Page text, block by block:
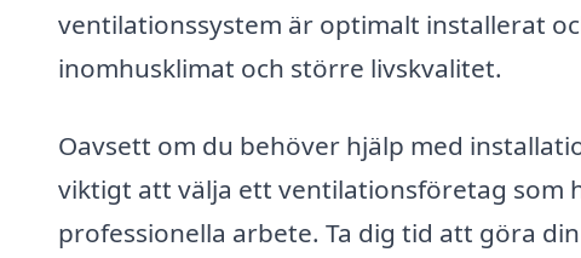
ventilationssystem är optimalt installerat
inomhusklimat och större livskvalitet.
Oavsett om du behöver hjälp med
viktigt att välja ett ventilationsföretag som
professionella arbete. Ta dig tid att göra